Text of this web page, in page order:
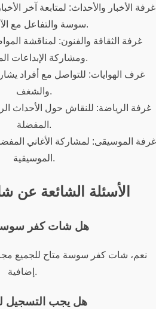
غرفة الأخبار والأحداث: لمتابعة آخر
سوسة والتفاعل مع الآخرين.
غرفة الثقافة والفنون: لمناقشة
ومشاركة الإبداعات المحلية.
غرف الهوايات: للتواصل مع أفراد
والشغف.
غرفة الرياضة: للنقاش حول الأحداث
المفضلة.
غرفة الموسيقى: لمشاركة الأغاني
الموسيقية.
الأسئلة الشائعة
هل شات كفر
نعم، شات كفر سوسة متاح للجميع
إضافية.
هل يجب التسجيل